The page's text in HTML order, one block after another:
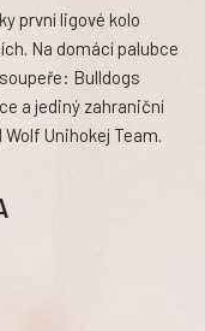
první ligové kolo
Na domácí palubce
Bulldogs
a jediný zahraniční
Unihokej Team.